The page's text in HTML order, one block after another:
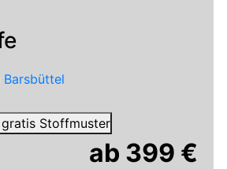
Barsbüttel
Stoffmuster
ab 399 €